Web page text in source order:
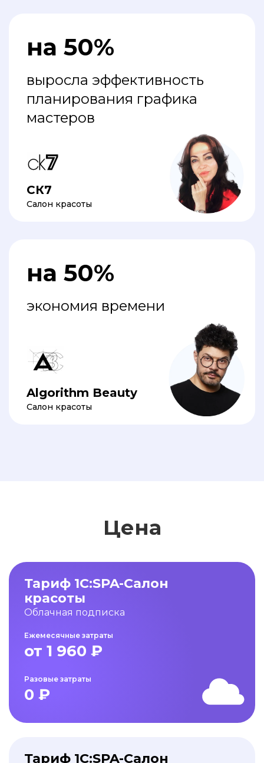
на 50%
выросла эффективность
планирования графика
мастеров
СК7
Салон красоты
на 50%
экономия времени
Algorithm Beauty
Салон красоты
Цена
Тариф 1С:SPA-Салон
красоты
Облачная подписка
Ежемесячные затраты
от 1 960 ₽
Разовые затраты
0 ₽
Тариф 1С:SPA-Салон